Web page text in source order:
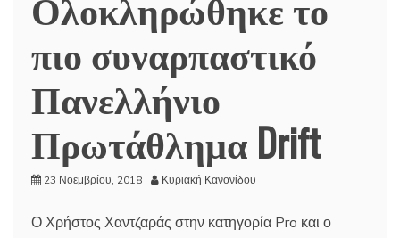
πιο συναρπαστικό
Πανελλήνιο
Πρωτάθλημα Drift
23 Νοεμβρίου, 2018 Κυριακή Κανονίδου
Ο Χρήστος Χαντζαράς στην κατηγορία Pro και ο